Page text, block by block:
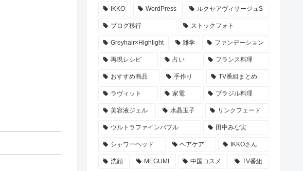
IKKO WordPress ルクセアヴィサージュS
ブログ移行 ストックフォト
Greyhair×Highlight 雑学 ファンデーション
再現レシピ 占い フランス料理
おすすめ商品 手作り TV番組まとめ
ラヴィット 家電 ブラジル料理
美容液ジェル 水晶玉子 リンクフェード
ウルトラファインバブル 田中みな実
シャワーヘッド ヘアケア IKKOさん
洗顔 MEGUMI 中国コスメ TV番組